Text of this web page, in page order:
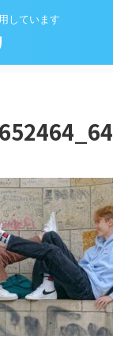
しています